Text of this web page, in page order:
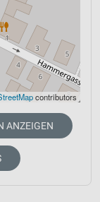
contributors
ANZEIGEN